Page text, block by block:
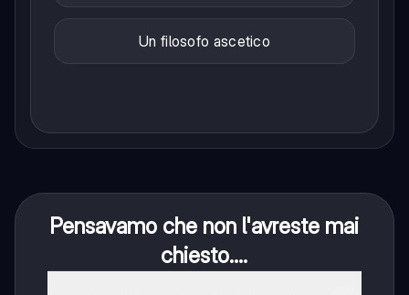
Un filosofo ascetico
Pensavamo che non l'avreste mai
chiesto....